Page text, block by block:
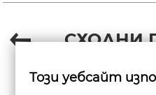
СХОДНИ
Този уебсайт